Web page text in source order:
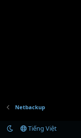
Netbackup
Tiếng Việt